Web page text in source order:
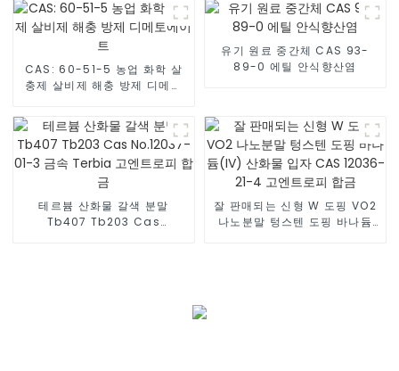
CAS: 60-51-5 농업 화학 살
충제 살비제 해충 방제 디메토
유기 원료 중간체 CAS 93-
89-0 에틸 안식향산염
테르븀 산화물 갈색 분말
Tb407 Tb203 Cas
잘 판매되는 신형 W 도핑 VO2
나노분말 텅스텐 도핑 바나듐